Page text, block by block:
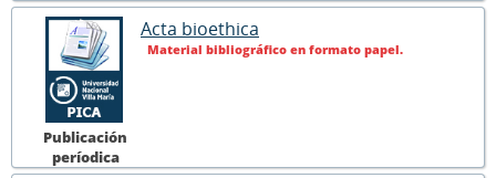
Publicación
períodica
Acta bioethica
Material bibliográfico en formato papel.